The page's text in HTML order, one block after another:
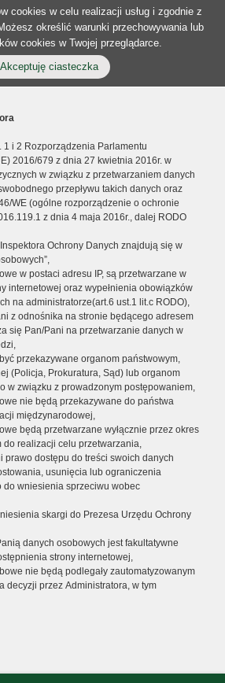
cookies w celu realizacji usług i zgodnie z
określić warunki przechowywania lub
cookies w Twojej przeglądarce.
Akceptuję ciasteczka
1 i 2 Rozporządzenia Parlamentu
2016/679 z dnia 27 kwietnia 2016r. w
w związku z przetwarzaniem danych
przepływu takich danych oraz
WE (ogólne rozporządzenie o ochronie
z dnia 4 maja 2016r., dalej RODO
Ochrony Danych znajdują się w
w postaci adresu IP, są przetwarzane w
internetowej oraz wypełnienia obowiązków
na administratorze(art.6 ust.1 lit.c RODO),
z odnośnika na stronie będącego adresem
się Pan/Pani na przetwarzanie danych w
przekazywane organom państwowym,
(Policja, Prokuratura, Sąd) lub organom
w związku z prowadzonym postępowaniem,
nie będą przekazywane do państwa
międzynarodowej,
będą przetwarzane wyłącznie przez okres
do realizacji celu przetwarzania,
prawo dostępu do treści swoich danych
usunięcia lub ograniczenia
do wniesienia sprzeciwu wobec
skargi do Prezesa Urzędu Ochrony
danych osobowych jest fakultatywne
strony internetowej,
nie będą podlegały zautomatyzowanym
decyzji przez Administratora, w tym